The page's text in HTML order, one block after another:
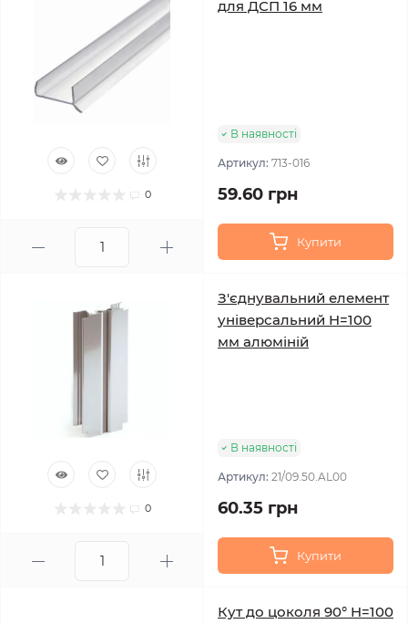
0
для ДСП 16 мм
В наявності
Артикул: 713-016
59.60 грн
Купити
0
З'єднувальний елемент
універсальний H=100
мм алюміній
В наявності
Артикул: 21/09.50.AL00
60.35 грн
Купити
Кут до цоколя 90° H=100